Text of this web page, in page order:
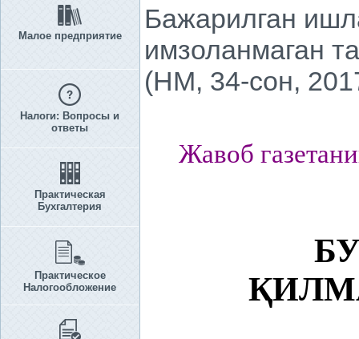
Малое предприятие
Налоги: Вопросы и
ответы
Практическая
Бухгалтерия
Практическое
Налогообложение
Бажарилган
имзоланмаган
(НМ, 34-сон,
Жавоб
Қ